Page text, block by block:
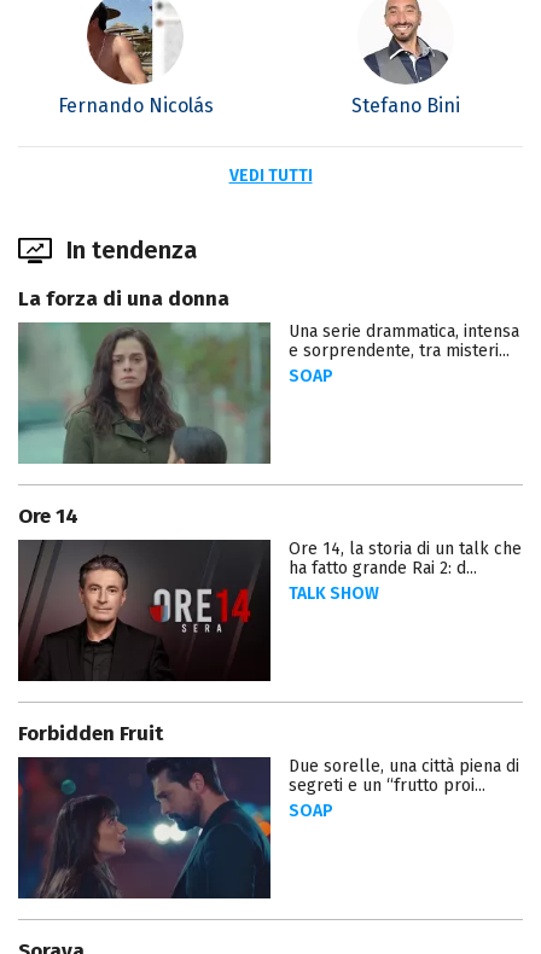
Fernando Nicolás Stefano Bini
VEDI TUTTI
In tendenza
La forza di una donna
Una serie drammatica, intensa
e sorprendente, tra misteri...
SOAP
Ore 14
Ore 14, la storia di un talk che
ha fatto grande Rai 2: d...
TALK SHOW
Forbidden Fruit
Due sorelle, una città piena di
segreti e un “frutto proi...
SOAP